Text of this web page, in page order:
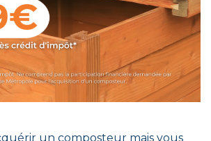
un composteur mais vous